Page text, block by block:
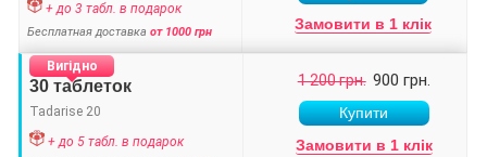
+ до 3 табл. в подарок
Бесплатная доставкаот 1000 грн Замовити в 1 клік
Вигідно
30 таблеток
Tadarise 20
+ до 5 табл. в подарок
1 200 грн. 900 грн.
Замовити в 1 клік